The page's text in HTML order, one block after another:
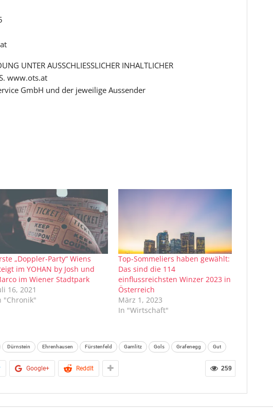
UNTER AUSSCHLIESSLICHER INHALTLICHER
www.ots.at
GmbH und der jeweilige Aussender
„Doppler-Party“ Wiens
im YOHAN by Josh und
im Wiener Stadtpark
16, 2021
"Chronik"
Top-Sommeliers haben gewählt:
Das sind die 114
einflussreichsten Winzer 2023 in
Österreich
März 1, 2023
In "Wirtschaft"
Dürnstein Ehrenhausen Fürstenfeld Gamlitz Gols Grafenegg Gut
259
Google+ ReddIt